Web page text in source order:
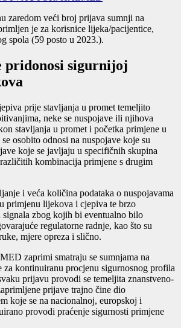
zaredom veći broj prijava sumnji na
je za korisnice lijeka/pacijentice,
spola (59 posto u 2023.).
sigurnijoj
prije stavljanja u promet temeljito
neke se nuspojave ili njihova
stavljanja u promet i početka primjene u
osobito odnosi na nuspojave koje su
koje se javljaju u specifičnih skupina
kombinacija primjene s drugim
i veća količina podataka o nuspojavama
primjenu lijekova i cjepiva te brzo
signala zbog kojih bi eventualno bilo
regulatorne radnje, kao što su
mjere opreza i slično.
zaprimi smatraju se sumnjama na
za kontinuiranu procjenu sigurnosnog profila
prijavu provodi se temeljita znanstveno-
prijave trajno čine dio
koje se na nacionalnoj, europskoj i
provodi praćenje sigurnosti primjene